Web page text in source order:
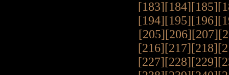
[183][184][185]
[194][195][196]
[205][206][207]
[216][217][218]
[227][228][229]